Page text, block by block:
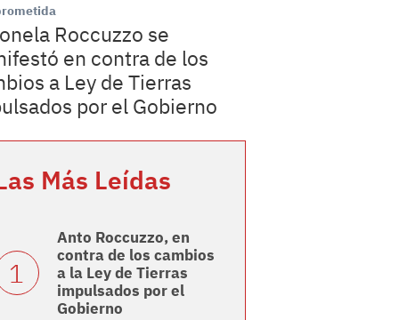
Roccuzzo se
en contra de los
a Ley de Tierras
por el Gobierno
Más Leídas
Anto Roccuzzo, en
contra de los cambios
a la Ley de Tierras
impulsados por el
Gobierno